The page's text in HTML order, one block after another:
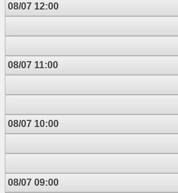
08/07 12:00
08/07 11:00
08/07 10:00
08/07 09:00